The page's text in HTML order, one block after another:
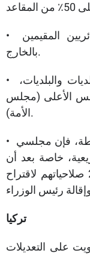
• يخصص ثمانية مقاعد للمغتربين الجزائريين المقيمين
بالخارج.
• انتخب الشعب أيضا أعضاء مجالس البلديات والبلديات،
الأعلى (مجلس
الأمة).
• على الرغم من أن الرئيس هو أعلى سلطة، فإن مجلسي
خاصة بعد أن
وسعت تعديلات الدستور في عام 2016 صلاحياتهم لاقتراح
تركيا
على التعديلات